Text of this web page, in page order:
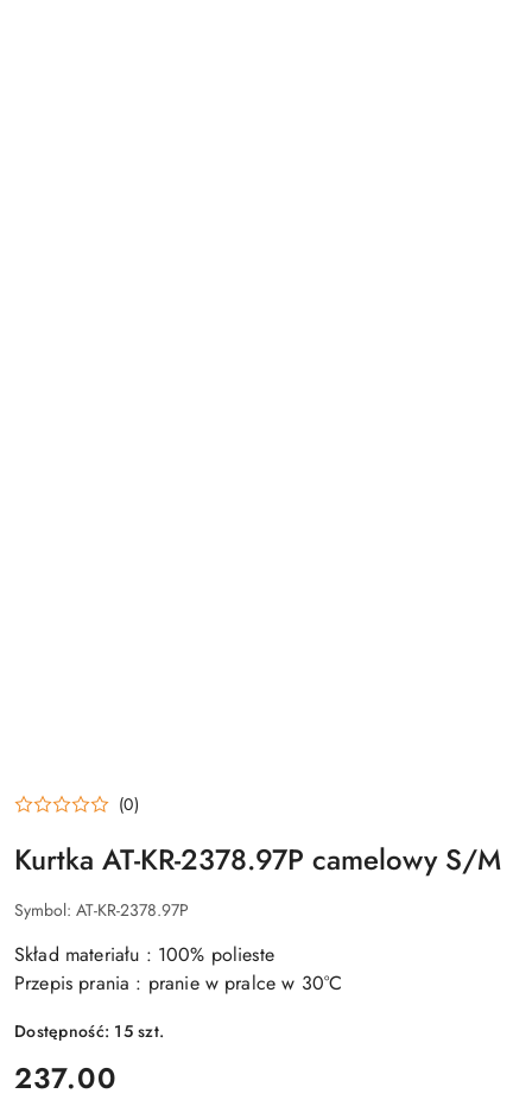
(0)
Kurtka AT-KR-2378.97P camelowy S/M
Symbol: AT-KR-2378.97P
Skład materiału : 100% polieste
Przepis prania : pranie w pralce w 30°C
Dostępność: 15szt.
cena:
237.00